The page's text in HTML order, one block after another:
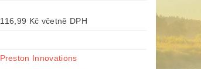
116,99 Kč včetně DPH
Preston Innovations